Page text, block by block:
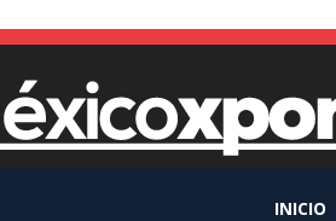
INICIO